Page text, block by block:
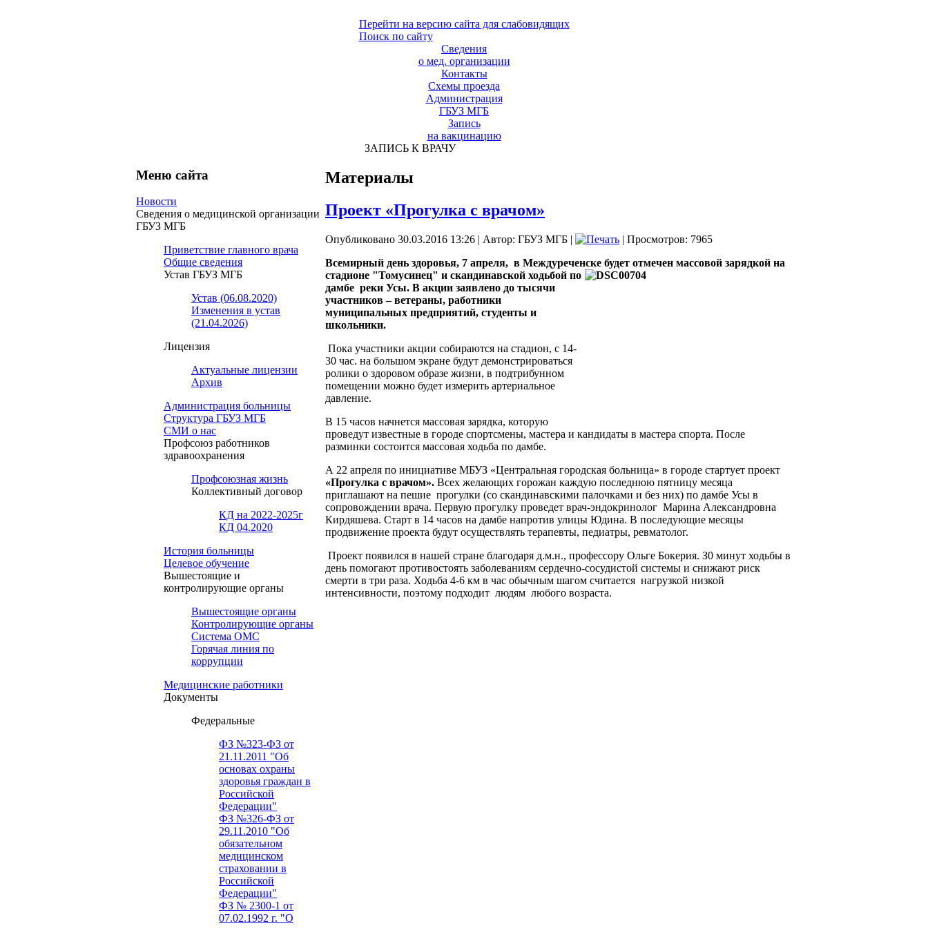
Перейти на версию сайта для слабовидящих
Поиск по сайту
Сведения
о мед. организации
Контакты
Схемы проезда
Администрация
ГБУЗ МГБ
Запись
на вакцинацию
ЗАПИСЬ К ВРАЧУ
Меню сайта
Новости
Сведения о медицинской организации
ГБУЗ МГБ
Приветствие главного врача
Общие сведения
Устав ГБУЗ МГБ
Устав (06.08.2020)
Изменения в устав
(21.04.2026)
Лицензия
Актуальные лицензии
Архив
Администрация больницы
Структура ГБУЗ МГБ
СМИ о нас
Профсоюз работников
здравоохранения
Профсоюзная жизнь
Коллективный договор
КД на 2022-2025г
КД 04.2020
История больницы
Целевое обучение
Вышестоящие и
контролирующие органы
Вышестоящие органы
Контролирующие органы
Система ОМС
Горячая линия по
коррупции
Медицинские работники
Документы
Федеральные
ФЗ №323-ФЗ от
21.11.2011 "Об
основах охраны
здоровья граждан в
Российской
Федерации"
ФЗ №326-ФЗ от
29.11.2010 "Об
обязательном
медицинском
страховании в
Российской
Федерации"
ФЗ № 2300-1 от
07.02.1992 г. "О
Материалы
Проект «Прогулка с врачом»
Опубликовано 30.03.2016 13:26 | Автор: ГБУЗ МГБ |
| Просмотров: 7965
Всемирный день здоровья, 7 апреля, в Междуреченске будет отмечен массовой зарядкой на
стадионе "Томусинец" и скандинавской ходьбой по
дамбе реки Усы. В акции заявлено до тысячи
участников – ветераны, работники
муниципальных предприятий, студенты и
школьники.
Пока участники акции собираются на стадион, с 14-
30 час. на большом экране будут демонстрироваться
ролики о здоровом образе жизни, в подтрибунном
помещении можно будет измерить артериальное
давление.
В 15 часов начнется массовая зарядка, которую
проведут известные в городе спортсмены, мастера и кандидаты в мастера спорта. После
разминки состоится массовая ходьба по дамбе.
А 22 апреля по инициативе МБУЗ «Центральная городская больница» в городе стартует проект
«Прогулка с врачом». Всех желающих горожан каждую последнюю пятницу месяца
приглашают на пешие прогулки (со скандинавскими палочками и без них) по дамбе Усы в
сопровождении врача. Первую прогулку проведет врач-эндокринолог Марина Александровна
Кирдяшева. Старт в 14 часов на дамбе напротив улицы Юдина. В последующие месяцы
продвижение проекта будут осуществлять терапевты, педиатры, ревматолог.
Проект появился в нашей стране благодаря д.м.н., профессору Ольге Бокерия. З0 минут ходьбы в
день помогают противостоять заболеваниям сердечно-сосудистой системы и снижают риск
смерти в три раза. Ходьба 4-6 км в час обычным шагом считается нагрузкой низкой
интенсивности, поэтому подходит людям любого возраста.